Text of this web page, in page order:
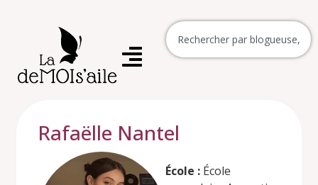
Rafaëlle Nantel
École : École